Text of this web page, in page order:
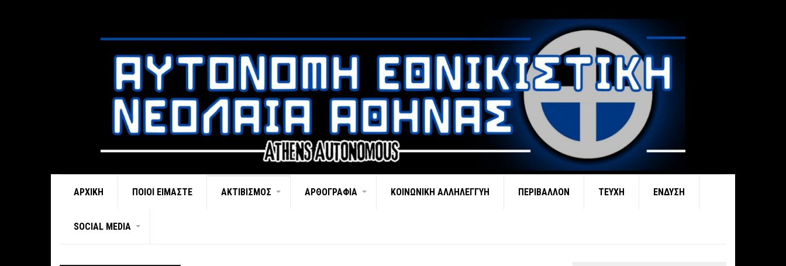
ΑΡΧΙΚΉ ΠΟΙΟΊ ΕΊΜΑΣΤΕ ΑΚΤΙΒΙΣΜΌΣ ΑΡΘΟΓΡΑΦΊΑ ΚΟΙΝΩΝΙΚΉ ΑΛΛΗΛΕΓΓΎΗ ΠΕΡΙΒΆΛΛΟΝ ΤΕΎΧΗ ΈΝΔΥΣΗ
SOCIAL MEDIA